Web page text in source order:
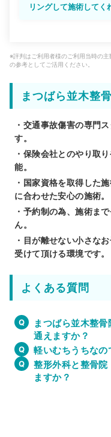
リングして施術してく
※評判はご利用者様のご利用当時の
の参考としてご活用ください。
まつばら並木整
・交通事故傷害の専門
す。
・保険会社とのやり取
能。
・国家資格を取得した
に合わせた安心の施術。
・予約制の為、施術ま
ん。
・目が離せない小さな
受けて頂ける環境です。
よくある質問
まつばら並木整
通えますか？
軽いむちうちなの
整形外科と整骨院
ますか？